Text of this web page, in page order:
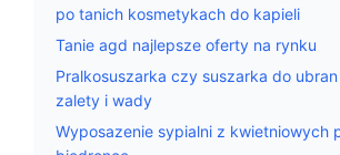
po tanich kosmetykach do kapieli
Tanie agd najlepsze oferty na rynku
Pralkosuszarka czy suszarka do
zalety i wady
Wyposazenie sypialni z kwietniowych